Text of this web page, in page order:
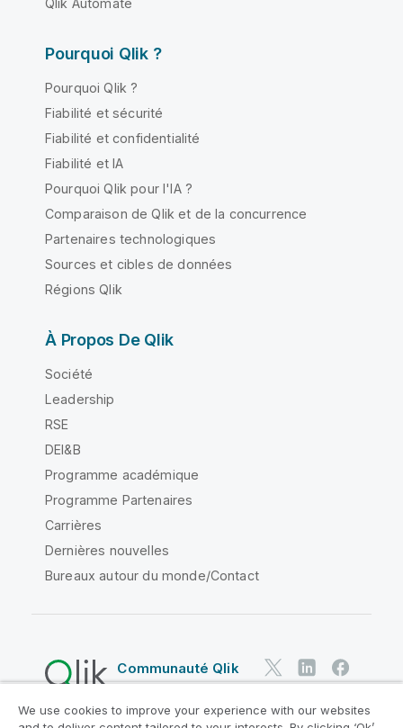
Qlik Automate
Pourquoi Qlik ?
Pourquoi Qlik ?
Fiabilité et sécurité
Fiabilité et confidentialité
Fiabilité et IA
Pourquoi Qlik pour l'IA ?
Comparaison de Qlik et de la concurrence
Partenaires technologiques
Sources et cibles de données
Régions Qlik
À Propos De Qlik
Société
Leadership
RSE
DEI&B
Programme académique
Programme Partenaires
Carrières
Dernières nouvelles
Bureaux autour du monde/Contact
Communauté Qlik
Contrats juridiques
We use cookies to improve your experience with our websites